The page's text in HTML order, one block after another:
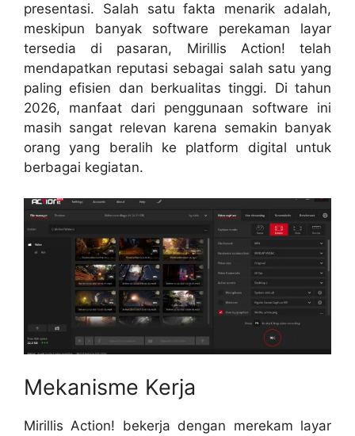
presentasi. Salah satu fakta menarik adalah,
meskipun banyak software perekaman layar
tersedia di pasaran, Mirillis Action! telah
mendapatkan reputasi sebagai salah satu yang
paling efisien dan berkualitas tinggi. Di tahun
2026, manfaat dari penggunaan software ini
masih sangat relevan karena semakin banyak
orang yang beralih ke platform digital untuk
berbagai kegiatan.
Mekanisme Kerja
Mirillis Action! bekerja dengan merekam layar